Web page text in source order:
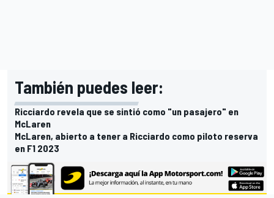
También puedes leer:
Ricciardo revela que se sintió como "un pasajero" en
McLaren
McLaren, abierto a tener a Ricciardo como piloto reserva
en F1 2023